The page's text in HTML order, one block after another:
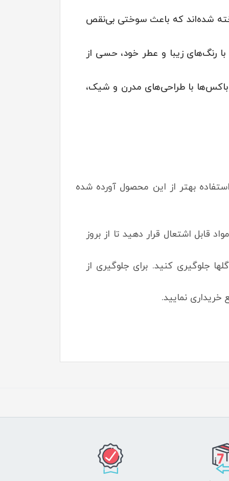
شده‌اند که باعث سوختی بی‌نقص
رنگ‌های زیبا و عطر خود، حسی از
با طراحی‌های مدرن و شیک،
بهتر از این محصول آورده شده
اشتعال قرار دهید تا از بروز
جلوگیری کنید. برای جلوگیری از
نمایید.